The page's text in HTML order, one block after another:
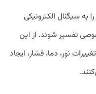
سیگنال الکترونیکی
تفسیر شوند. از این
نور، دما، فشار، ایجاد